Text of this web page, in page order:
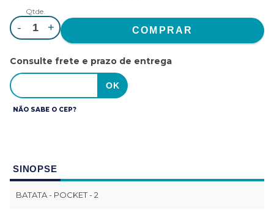
Qtde.
- +
Consulte frete e prazo de entrega
NÃO SABE O CEP?
SINOPSE
BATATA - POCKET - 2